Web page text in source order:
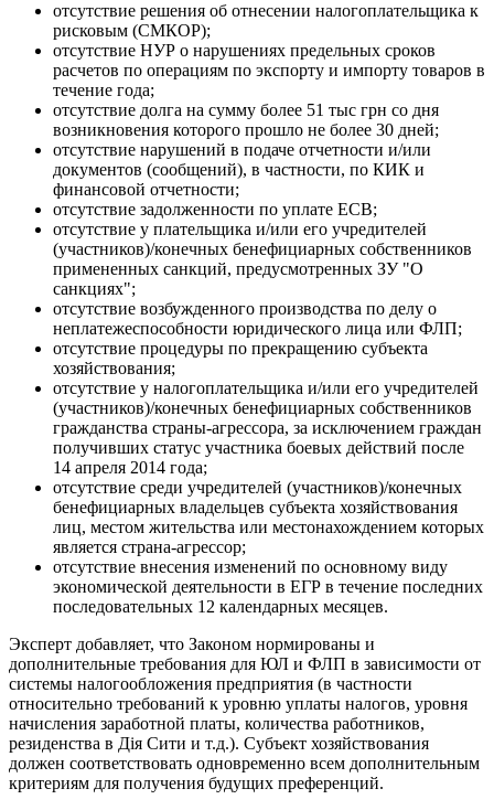
отсутствие решения об отнесении налогоплательщика к
рисковым (СМКОР);
отсутствие НУР о нарушениях предельных сроков
расчетов по операциям по экспорту и импорту товаров в
течение года;
отсутствие долга на сумму более 51 тыс грн со дня
возникновения которого прошло не более 30 дней;
отсутствие нарушений в подаче отчетности и/или
документов (сообщений), в частности, по КИК и
финансовой отчетности;
отсутствие задолженности по уплате ЕСВ;
отсутствие у плательщика и/или его учредителей
(участников)/конечных бенефициарных собственников
примененных санкций, предусмотренных ЗУ "О
санкциях";
отсутствие возбужденного производства по делу о
неплатежеспособности юридического лица или ФЛП;
отсутствие процедуры по прекращению субъекта
хозяйствования;
отсутствие у налогоплательщика и/или его учредителей
(участников)/конечных бенефициарных собственников
гражданства страны-агрессора, за исключением граждан
получивших статус участника боевых действий после
14 апреля 2014 года;
отсутствие среди учредителей (участников)/конечных
бенефициарных владельцев субъекта хозяйствования
лиц, местом жительства или местонахождением которых
является страна-агрессор;
отсутствие внесения изменений по основному виду
экономической деятельности в ЕГР в течение последних
последовательных 12 календарных месяцев.
Эксперт добавляет, что Законом нормированы и
дополнительные требования для ЮЛ и ФЛП в зависимости от
системы налогообложения предприятия (в частности
относительно требований к уровню уплаты налогов, уровня
начисления заработной платы, количества работников,
резиденства в Дія Сити и т.д.). Субъект хозяйствования
должен соответствовать одновременно всем дополнительным
критериям для получения будущих преференций.